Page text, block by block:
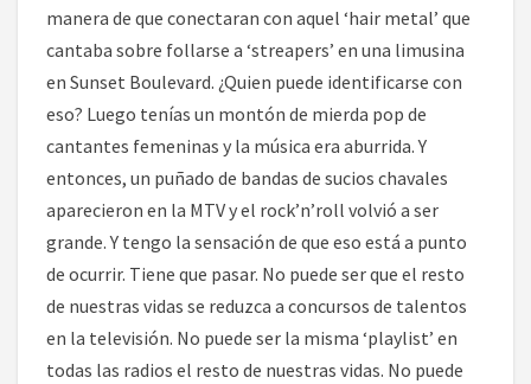
manera de que conectaran con aquel ‘hair metal’ que
cantaba sobre follarse a ‘streapers’ en una limusina
en Sunset Boulevard. ¿Quien puede identificarse con
eso? Luego tenías un montón de mierda pop de
cantantes femeninas y la música era aburrida. Y
entonces, un puñado de bandas de sucios chavales
aparecieron en la MTV y el rock’n’roll volvió a ser
grande. Y tengo la sensación de que eso está a punto
de ocurrir. Tiene que pasar. No puede ser que el resto
de nuestras vidas se reduzca a concursos de talentos
en la televisión. No puede ser la misma ‘playlist’ en
todas las radios el resto de nuestras vidas. No puede